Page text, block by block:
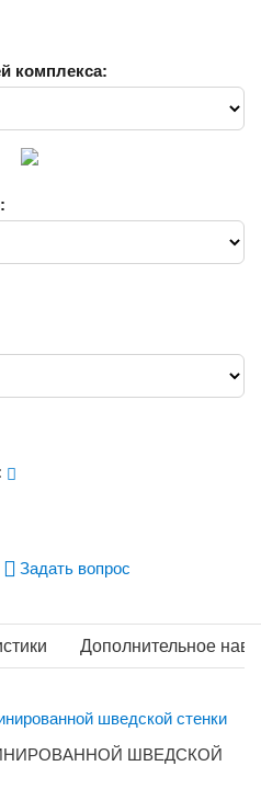
комплекса:
Задать вопрос
Дополнительное
шведской стенки
ШВЕДСКОЙ